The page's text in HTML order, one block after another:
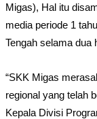
Migas), Hal itu
media periode 1
Tengah selama dua
“SKK Migas
regional yang telah
Kepala Divisi